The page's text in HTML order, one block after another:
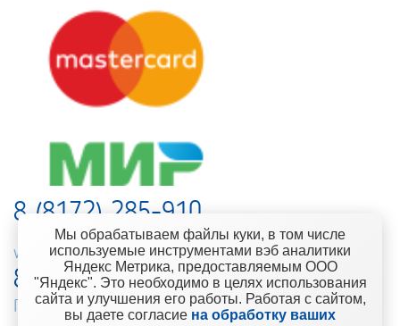
8 (8172) 285-910
web-support@kontinent.ru
8 900 501-25-53
Горячая линия интернет-магазина
Мы обрабатываем файлы куки, в том числе
используемые инструментами вэб аналитики
Яндекс Метрика, предоставляемым ООО
"Яндекс". Это необходимо в целях использования
сайта и улучшения его работы. Работая с сайтом,
вы даете согласие на обработку ваших